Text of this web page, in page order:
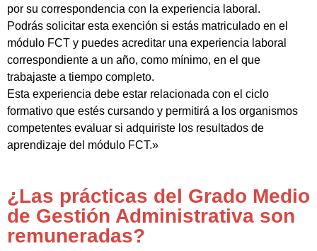
por su correspondencia con la experiencia laboral.
Podrás solicitar esta exención si estás matriculado en el
módulo FCT y puedes acreditar una experiencia laboral
correspondiente a un año, como mínimo, en el que
trabajaste a tiempo completo.
Esta experiencia debe estar relacionada con el ciclo
formativo que estés cursando y permitirá a los organismos
competentes evaluar si adquiriste los resultados de
aprendizaje del módulo FCT.»
¿Las prácticas del Grado Medio
de Gestión Administrativa son
remuneradas?